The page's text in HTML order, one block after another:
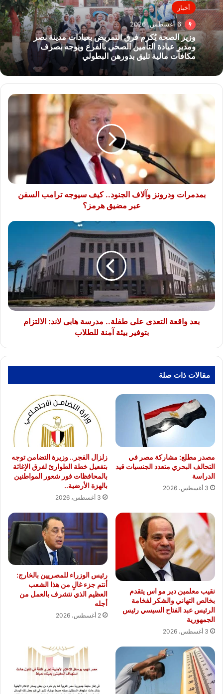
أخبار
6 أغسطس، 2026
وزير الصحة يُكرم فرق التمريض بعيادات مدينة نصر
ومدير عيادة التأمين الصحي بالفرع ويوجه بصرف
مكافآت مالية تليق بدورهن البطولي
بمدمرات
ودرونز
الجنود..
كيف
سيوجه
ترامب
عبر
مضيقبمدمرات ودرونز وآلاف الجنود.. كيف سيوجه ترامب السفن
عبر مضيق هرمز؟
بعد
على
طفلة..
مدرسة
هابى
لاند:
الالتزام
بعد واقعة التعدى على طفلة.. مدرسة هابى لاند: الالتزام
بتوفير بيئة آمنة للطلاب
مقالات ذات صلة
مصدر مطلع: مشاركة مصر في
التحالف البحري متعدد الجنسيات قيد
الدراسة
3 أغسطس، 2026
زلزال الفجر.. وزيرة التضامن توجه
بتفعيل خطة الطوارئ لفرق الإغاثة
بالمحافظات فور شعور المواطنين
بالهزة الأرضية..
3 أغسطس، 2026
نقيب معلمين دير مو اس يتقدم
بخالص التهاني والشكر لفخامة
الرئيس عبد الفتاح السيسي رئيس
الجمهورية
3 أغسطس، 2026
رئيس الوزراء للمصريين بالخارج:
أنتم جزء غالٍ من هذا الشعب
العظيم الذي نتشرف بالعمل من
أجله
2 أغسطس، 2026